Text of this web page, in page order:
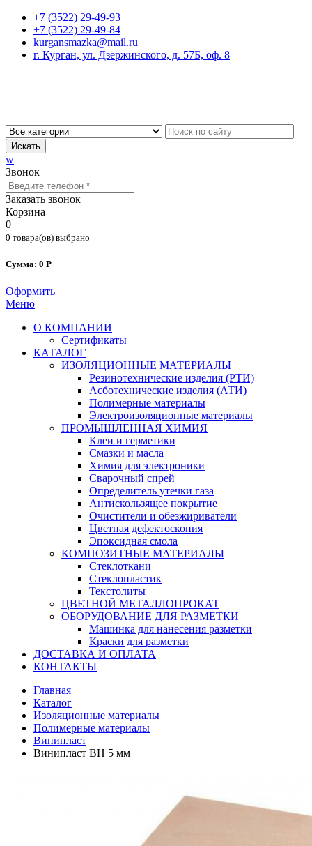
+7 (3522) 29-49-93
+7 (3522) 29-49-84
kurgansmazka@mail.ru
г. Курган, ул. Дзержинского, д. 57Б, оф. 8
Искать
w
Звонок
Заказать звонок
Корзина
0
0 товара(ов) выбрано
Сумма: 0 Р
Оформить
Меню
О КОМПАНИИ
Сертификаты
КАТАЛОГ
ИЗОЛЯЦИОННЫЕ МАТЕРИАЛЫ
Резинотехнические изделия (РТИ)
Асботехнические изделия (АТИ)
Полимерные материалы
Электроизоляционные материалы
ПРОМЫШЛЕННАЯ ХИМИЯ
Клеи и герметики
Смазки и масла
Химия для электроники
Сварочный спрей
Определитель утечки газа
Антискользящее покрытие
Очистители и обезжириватели
Цветная дефектоскопия
Эпоксидная смола
КОМПОЗИТНЫЕ МАТЕРИАЛЫ
Стеклоткани
Стеклопластик
Текстолиты
ЦВЕТНОЙ МЕТАЛЛОПРОКАТ
ОБОРУДОВАНИЕ ДЛЯ РАЗМЕТКИ
Машинка для нанесения разметки
Краски для разметки
ДОСТАВКА И ОПЛАТА
КОНТАКТЫ
Главная
Каталог
Изоляционные материалы
Полимерные материалы
Винипласт
Винипласт ВН 5 мм